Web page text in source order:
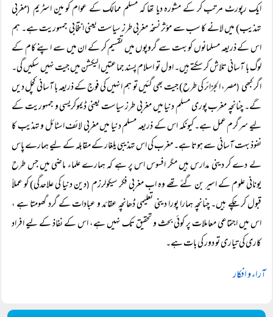
ایک رپورٹ مرتب کر کے مشورہ دیا تھا کہ مسلم ممالک کے عوام کو مین اسٹریم (مغربی
تہذیب) میں لانے کا سب سے مؤثر نسخہ مغربی طرز سیاست یعنی انتخابی جمہوریت ہے۔ ہم
اس کے ذریعہ مسلمانوں کو بہت سے گروپوں میں تقسیم کر کے ان میں سے اپنے کام کے
لوگ با آسانی تلاش کر سکتے ہیں۔ اول تو اسلام پسند جماعتیں الیکشن میں جیت نہیں سکیں گی۔
اگر کبھی (مصر، الجزائر کی طرح) جیت بھی گئیں تو ہم انہیں کی فوج کے ذریعہ با آسانی کچل دیں
گے۔ چنانچہ مغرب پوری مسلم دنیا میں مغربی طرز سیاست یعنی ڈیموکریسی و جمہوریت کے
لیے سرگرم عمل ہے۔ کیونکہ اس کے ذریعہ مسلم دنیا میں مغربی لائف اسٹائل و تہذیب کا
نفوذ بہت آسانی سے ہوتا ہے۔ مغرب کی اس تہذیبی یلغار کے مقابلہ کے لیے ہمارے پاس
لے دے کر دینی مدارس ہیں مگر افسوس اس پر ہے کہ ہمارے علماء ماضی میں جس طرح
یونانی علوم کے اسیر بن گئے تھے وہ اب مغربی فکر سیکولرزم(دین دنیا کی علاحدگی) کو عملاً
قبول کر چکے ہیں۔ چنانچہ ہمارا پورا دینی تعلیمی ڈھانچہ عقائد و عبادات کے گرد گھومتا ہے ،
اس میں اجتماعی معاملات پر کوئی بحث و تحقیق تک نہیں ہے، اس کے نفاذ کے لیے افراد
کاری کی تیاری تو دور کی بات ہے۔
آراء و افکار